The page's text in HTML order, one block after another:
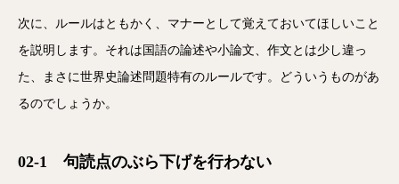
次に、ルールはともかく、マナーとして覚えておいてほしいこと
を説明します。それは国語の論述や小論文、作文とは少し違っ
た、まさに世界史論述問題特有のルールです。どういうものがあ
るのでしょうか。
02-1 句読点のぶら下げを行わない